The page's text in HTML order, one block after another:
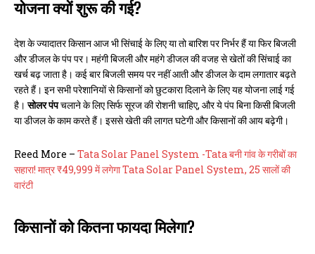
योजना क्यों शुरू की गई?
देश के ज्यादातर किसान आज भी सिंचाई के लिए या तो बारिश पर निर्भर हैं या फिर बिजली
और डीजल के पंप पर। महंगी बिजली और महंगे डीजल की वजह से खेतों की सिंचाई का
खर्च बढ़ जाता है। कई बार बिजली समय पर नहीं आती और डीजल के दाम लगातार बढ़ते
रहते हैं। इन सभी परेशानियों से किसानों को छुटकारा दिलाने के लिए यह योजना लाई गई
है।सोलर पंपचलाने के लिए सिर्फ सूरज की रोशनी चाहिए, और ये पंप बिना किसी बिजली
या डीजल के काम करते हैं। इससे खेती की लागत घटेगी और किसानों की आय बढ़ेगी।
Reed More – Tata Solar Panel System -Tata बनी गांव के गरीबों का
सहारा! मात्र ₹49,999 में लगेगा Tata Solar Panel System, 25 सालों की
वारंटी
किसानों को कितना फायदा मिलेगा?